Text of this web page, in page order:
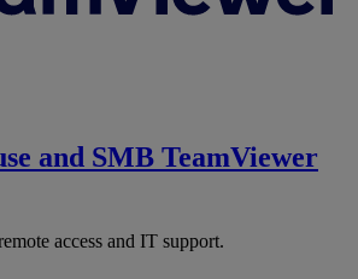
and SMB TeamViewer
access and IT support.